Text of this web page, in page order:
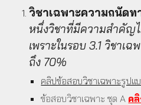
วิชาเฉพาะความถนัดท
หนึ่งวิชาที่มีความสำคัญไ
เพราะในรอบ 3.1 วิชาเ
ถึง 70%
คลิปข้อสอบวิชาเฉพาะรูปแ
ข้อสอบวิชาเฉพาะ ชุด A ค